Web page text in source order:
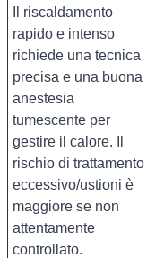
Il riscaldamento
rapido e intenso
richiede una tecnica
precisa e una buona
anestesia
tumescente per
gestire il calore. Il
rischio di trattamento
eccessivo/ustioni è
maggiore se non
attentamente
controllato.